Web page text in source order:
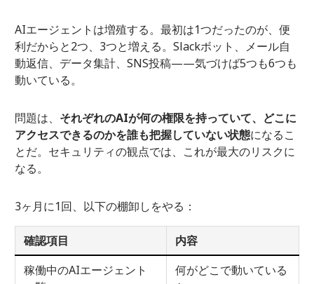
AIエージェントは増殖する。最初は1つだったのが、便
利だからと2つ、3つと増える。Slackボット、メール自
動返信、データ集計、SNS投稿——気づけば5つも6つも
動いている。
問題は、 それぞれのAIが何の権限を持っていて、どこに
アクセスできるのかを誰も把握していない状態になるこ
とだ。セキュリティの観点では、これが最大のリスクに
なる。
3ヶ月に1回、以下の棚卸しをやる：
確認項目
内容
稼働中のAIエージェント
何がどこで動いている